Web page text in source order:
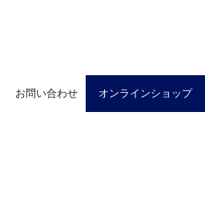
お問い合わせ オンラインショップ